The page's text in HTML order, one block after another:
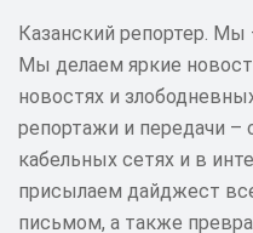
Казанский репортер. Мы
Мы делаем яркие
новостях и
репортажи и передачи –
кабельных сетях и в
присылаем дайджест
письмом, а также